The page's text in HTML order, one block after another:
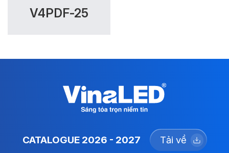
V4PDF-25
CATALOGUE 2026 - 2027 Tải về